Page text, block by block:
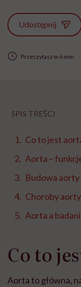
Udostępnij
Przeczytasz w 6 min
SPIS TREŚCI
Co to jest
Aorta –
Budowa aorty
Choroby aorty
Aorta a
Co to
Aorta to główna,